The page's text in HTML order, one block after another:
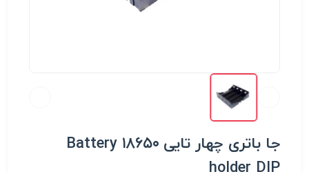
جا باتری چهار تایی ۱۸۶۵۰ Battery